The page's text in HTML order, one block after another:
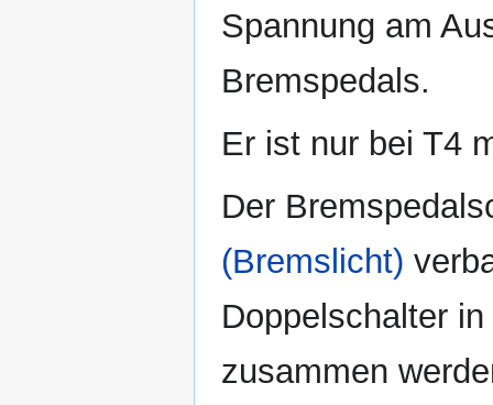
Spannung am
Bremspedals.
Er ist nur bei T4
Der
(Bremslicht)
Doppelschalter
zusammen